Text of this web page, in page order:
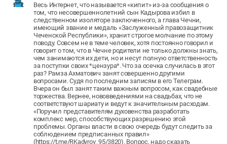
Весь Интернет, что называется «кипит» из-за сообщения о
том, что несовершеннолетний сын Кадырова избил в
следственном изоляторе заключенного, а глава Чечни,
имеющий звание и медаль «Заслуженный правозащитник
Чеченской Республики», хранит строгое молчание по этому
поводу. Совсем не в теме человек, хотя постоянно говорил и
говорит о том, что в Чечне родители не только должны знать,
чем занимаются их дети, но и несут полную ответственность
за поступки своих *цензура*. Что за осечка случилась в этот
раз? Рамза Ахматович занят совершенно другими
вопросами. Судя по последним записям в его Телеграм.
Вчера он был занят таким важным вопросом, как свадебные
торжества. Вернее, нововведениями на свадьбах, что не
соответствуют шариату и ведут к значительным расходам.
«Поручил представителям духовенства разработать
комплекс мер, способствующих разрешению этой
проблемы. Органы власти в свою очередь будут следить за
соблюдением предписанных правил»
(https://t.me/RKadyrov_95/3820). Вопрос, надо сказать